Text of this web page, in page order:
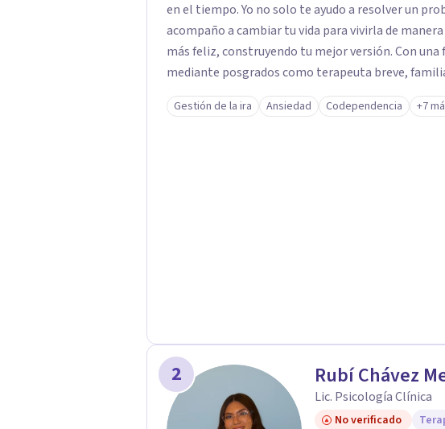
en el tiempo. Yo no solo te ayudo a resolver un
acompaño a cambiar tu vida para vivirla de
más feliz, construyendo tu mejor versión. Con una formación académica sólida
mediante posgrados como terapeuta breve,
respaldo profesional y experiencia clínica de más
acompaño en el proceso con empatía auténtica y
Gestión de la ira Ansiedad Codependencia +7
2 Rubí Chávez
Lic. Psicología Clínica
No verificado